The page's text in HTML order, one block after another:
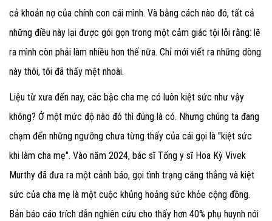
cả khoản nợ của chính con cái mình. Và bằng cách nào đó, tất cả
những điều này lại được gói gọn trong một cảm giác tội lỗi rằng: lẽ
ra mình còn phải làm nhiều hơn thế nữa. Chỉ mới viết ra những dòng
này thôi, tôi đã thấy mệt nhoài.
Liệu từ xưa đến nay, các bậc cha mẹ có luôn kiệt sức như vậy
không? Ở một mức độ nào đó thì đúng là có. Nhưng chúng ta đang
chạm đến những ngưỡng chưa từng thấy của cái gọi là "kiệt sức
khi làm cha mẹ". Vào năm 2024, bác sĩ Tổng y sĩ Hoa Kỳ Vivek
Murthy đã đưa ra một cảnh báo, gọi tình trạng căng thẳng và kiệt
sức của cha mẹ là một cuộc khủng hoảng sức khỏe cộng đồng.
Bản báo cáo trích dẫn nghiên cứu cho thấy hơn 40% phụ huynh nói